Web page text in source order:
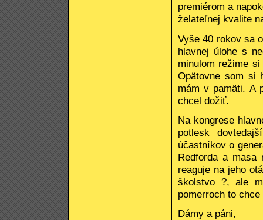
premiérom a
želateľnej kvalite
Vyše 40 rokov sa
hlavnej úlohe s
minulom režime
Opätovne som si
mám v pamäti. A
chcel dožiť.
Na kongrese
potlesk
účastníkov o
Redforda a masa
reaguje na jeho
školstvo ?, ale
pomerroch to
Dámy a páni,